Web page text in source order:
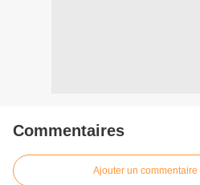
Commentaires
Ajouter un commentaire